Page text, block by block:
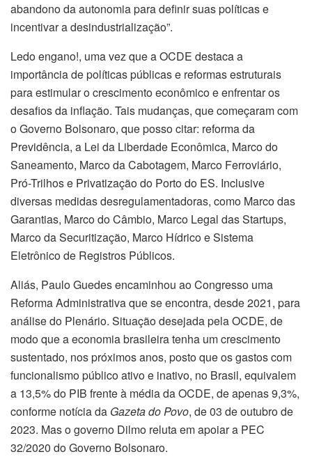
abandono da autonomia para definir suas políticas e
incentivar a desindustrialização”.
Ledo engano!, uma vez que a OCDE destaca a
importância de políticas públicas e reformas estruturais
para estimular o crescimento econômico e enfrentar os
desafios da inflação. Tais mudanças, que começaram com
o Governo Bolsonaro, que posso citar: reforma da
Previdência, a Lei da Liberdade Econômica, Marco do
Saneamento, Marco da Cabotagem, Marco Ferroviário,
Pró-Trilhos e Privatização do Porto do ES. Inclusive
diversas medidas desregulamentadoras, como Marco das
Garantias, Marco do Câmbio, Marco Legal das Startups,
Marco da Securitização, Marco Hídrico e Sistema
Eletrônico de Registros Públicos.
Aliás, Paulo Guedes encaminhou ao Congresso uma
Reforma Administrativa que se encontra, desde 2021, para
análise do Plenário. Situação desejada pela OCDE, de
modo que a economia brasileira tenha um crescimento
sustentado, nos próximos anos, posto que os gastos com
funcionalismo público ativo e inativo, no Brasil, equivalem
a 13,5% do PIB frente à média da OCDE, de apenas 9,3%,
conforme notícia da Gazeta do Povo, de 03 de outubro de
2023. Mas o governo Dilmo reluta em apoiar a PEC
32/2020 do Governo Bolsonaro.